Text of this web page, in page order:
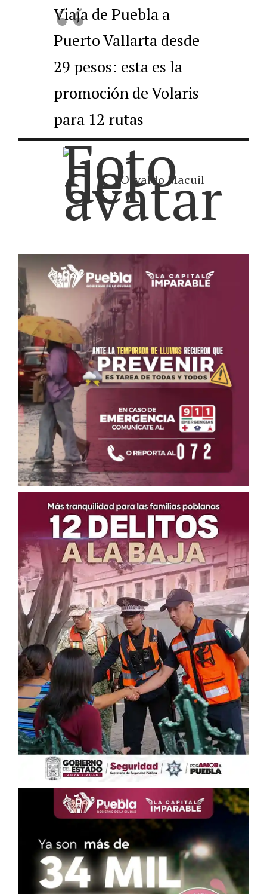
Viaja de Puebla a
Puerto Vallarta desde
29 pesos: esta es la
promoción de Volaris
para 12 rutas
Osvaldo Macuil